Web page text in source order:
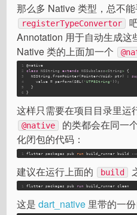
那么多 Native 类型，总不
registerTypeConvertor
Annotation 用于自动生成这
Native 类的上面加一个
1
2
3
4
5
6
@native
class
NSString extends NSSubclass<String> {
  NSString.fromPointer(Pointer<Void> ptr) :
    value = perform(SEL(
'UTF8String' ));
  }
}
这样只需要在项目目录里运
@native
的类都会在同一
化闭包的代码：
1 flutter packages pub run build_runner build --
建议在运行上面的 build
1 flutter packages pub run build_runner clean
这是dart_native 里带的一